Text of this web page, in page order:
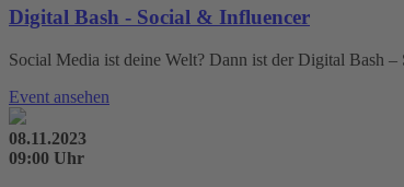
Digital Bash - Social & Influencer
Social Media ist deine Welt? Dann ist der Digital Bash
Event ansehen
08.11.2023
09:00 Uhr